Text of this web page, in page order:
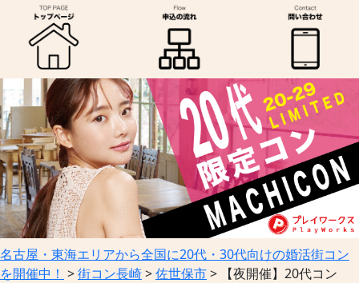
名古屋・東海エリアから全国に20代・30代向けの婚活街コン
を開催中！ >街コン長崎>佐世保市> 【夜開催】20代コン